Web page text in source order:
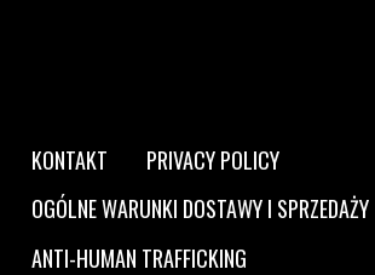
Footer
navigation
KONTAKT
PRIVACY POLICY
OGÓLNE WARUNKI DOSTAWY I SPRZEDAŻY
ANTI-HUMAN TRAFFICKING